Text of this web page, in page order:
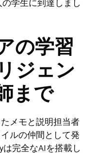
学生に到達しまし
の学習
ジェン
まで
メモと説明担当者
ルの仲間として発
完全なAIを搭載し